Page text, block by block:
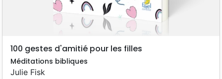
100 gestes d'amitié pour les filles
Méditations bibliques
Julie Fisk